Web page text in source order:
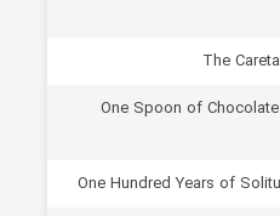
دانلود فیلم یک قاشق شکلات One Spoon of Chocolate